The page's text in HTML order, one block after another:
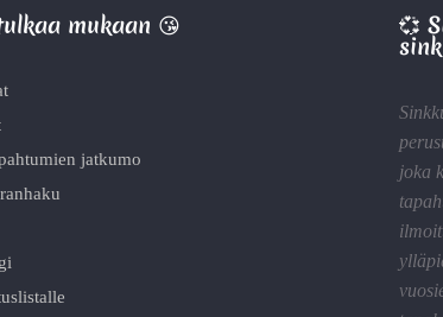
mukaan 😘
jatkumo
💞
joka